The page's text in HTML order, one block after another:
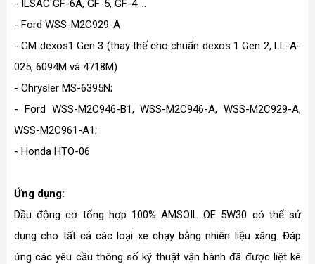
- ILSAC GF-6A, GF-5, GF-4 …
- Ford WSS-M2C929-A
- GM dexos1 Gen 3 (thay thế cho chuẩn dexos 1 Gen 2, LL-A-
025, 6094M và 4718M)
- Chrysler MS-6395N;
- Ford WSS-M2C946-B1, WSS-M2C946-A, WSS-M2C929-A,
WSS-M2C961-A1;
- Honda HTO-06
Ứng dụng:
Dầu động cơ tổng hợp 100% AMSOIL OE 5W30 có thể sử
dụng cho tất cả các loại xe chạy bằng nhiên liệu xăng. Đáp
ứng các yêu cầu thông số kỹ thuật vận hành đã được liệt kê